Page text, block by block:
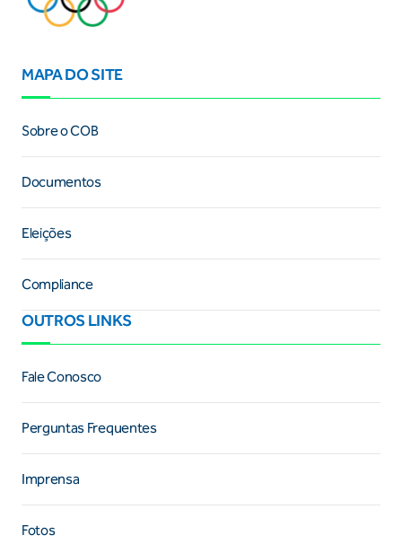
MAPA DO SITE
Sobre o COB
Documentos
Eleições
Compliance
OUTROS LINKS
Fale Conosco
Perguntas Frequentes
Imprensa
Fotos